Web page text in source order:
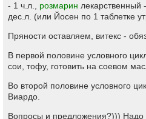
- 1 ч.л., розмарин лекарственный
дес.л. (или Йосен по 1 таблетке
Пряности оставляем, витекс -
В первой половине условного
сои, тофу, готовить на соевом
Во второй половине условного
Виардо.
Вопросы и предложения?))) Надо